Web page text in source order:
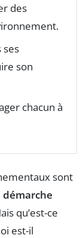
des
ses
son
chacun à
sont
démarche
qu’est-ce
est-il